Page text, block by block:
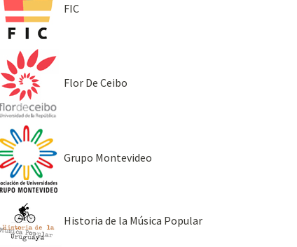
FIC
Flor De Ceibo
Grupo Montevideo
Historia de la Música Popular